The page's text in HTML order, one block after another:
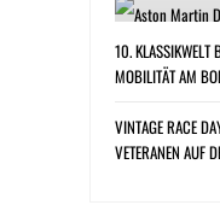
10. KLASSIKWELT
MOBILITÄT AM
VINTAGE RACE
VETERANEN AUF